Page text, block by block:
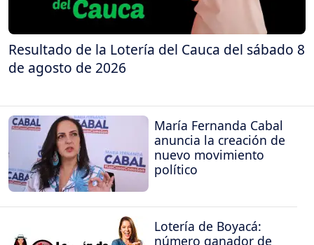
Resultado de la Lotería del Cauca del sábado 8
de agosto de 2026
María Fernanda Cabal
anuncia la creación de
nuevo movimiento
político
Lotería de Boyacá:
número ganador de